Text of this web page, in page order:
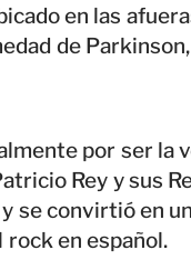
en las
de
por ser la
Rey y sus
se convirtió en
en español.